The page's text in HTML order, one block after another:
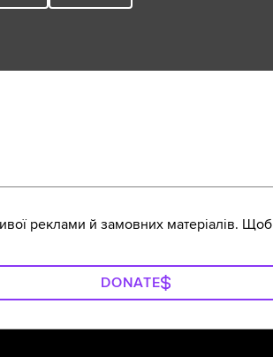
реклами й замовних матеріалів. Щоб
DONATE